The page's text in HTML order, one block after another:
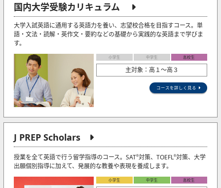
国内大学受験カリキュラム
大学入試英語に通用する英語力を養い、志望校合格を目指すコース。単
語・文法・読解・英作文・要約などの基礎から実践的な英語まで学びま
す。
小学生 中学生 高校生
主対象：高１～高３
コースを詳しく見る
J PREP Scholars
授業を全て英語で行う留学指導のコース。SAT®対策、TOEFL®対策、大学
出願個別指導に加えて、発展的な教養や表現を養成します。
小学生 中学生 高校生